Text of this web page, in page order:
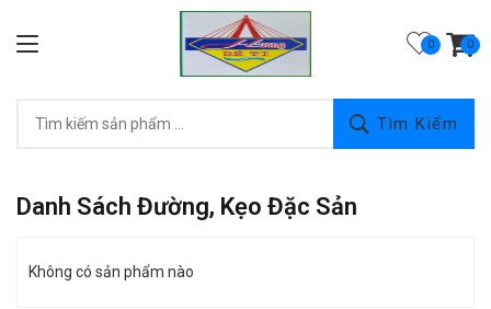
0
Tìm Kiếm
Danh Sách Đường, Kẹo Đặc Sản
Không có sản phẩm nào